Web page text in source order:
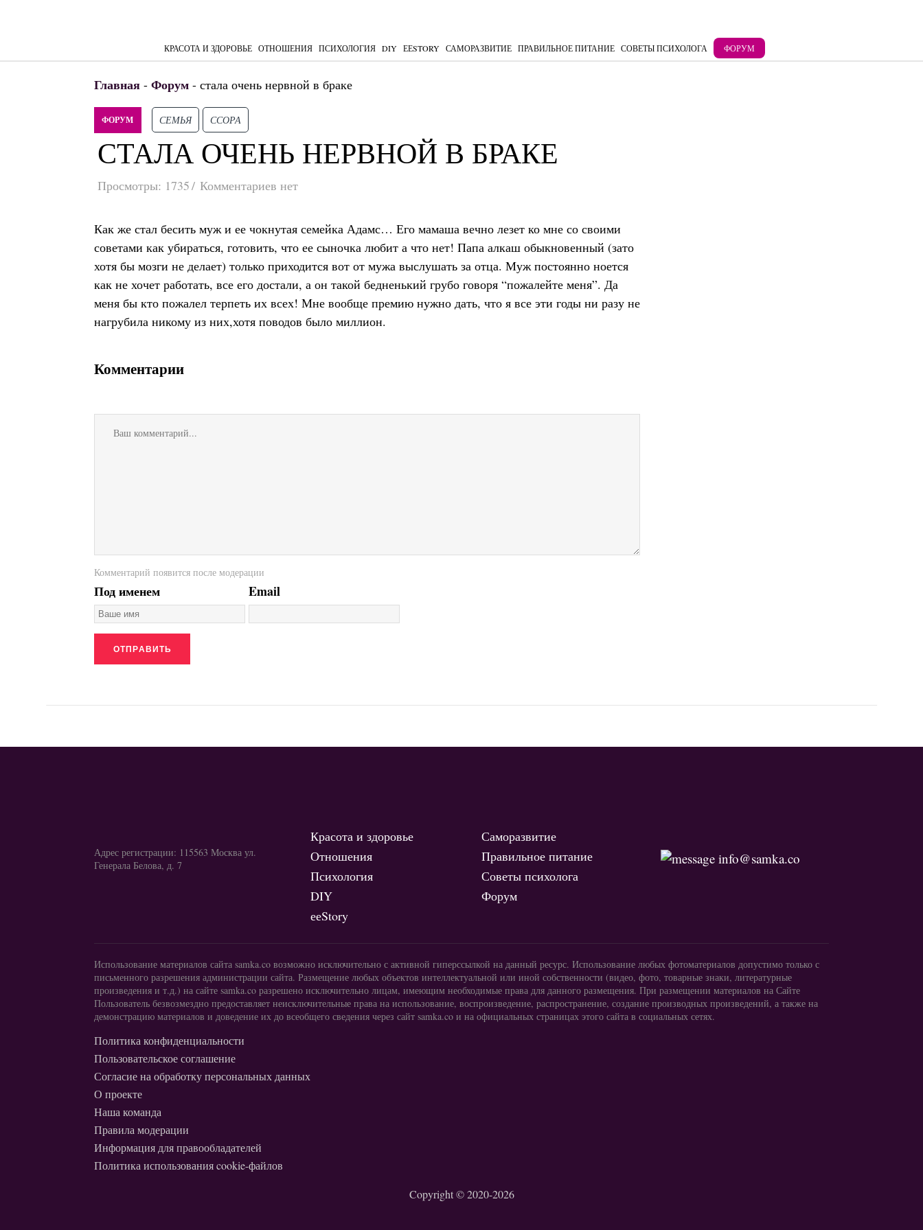
КРАСОТА И ЗДОРОВЬЕ ОТНОШЕНИЯ ПСИХОЛОГИЯ DIY ЕЕSTORY САМОРАЗВИТИЕ ПРАВИЛЬНОЕ ПИТАНИЕ СОВЕТЫ ПСИХОЛОГА ФОРУМ
Главная - Форум - стала очень нервной в браке
ФОРУМ СЕМЬЯ ССОРА
СТАЛА ОЧЕНЬ НЕРВНОЙ В БРАКЕ
Просмотры: 1735 Комментариев нет
Как же стал бесить муж и ее чокнутая семейка Адамс… Его мамаша вечно лезет ко мне со своими
советами как убираться, готовить, что ее сыночка любит а что нет! Папа алкаш обыкновенный (зато
хотя бы мозги не делает) только приходится вот от мужа выслушать за отца. Муж постоянно ноется
как не хочет работать, все его достали, а он такой бедненький грубо говоря “пожалейте меня”. Да
меня бы кто пожалел терпеть их всех! Мне вообще премию нужно дать, что я все эти годы ни разу не
нагрубила никому из них,хотя поводов было миллион.
Комментарии
Комментарий появится после модерации
Под именем Email
Адрес регистрации: 115563 Москва ул.
Генерала Белова, д. 7
Красота и здоровье
Отношения
Психология
DIY
ееStory
Саморазвитие
Правильное питание
Советы психолога
Форум
info@samka.co
Использование материалов сайта samka.co возможно исключительно с активной гиперссылкой на данный ресурс. Использование любых фотоматериалов допустимо только с
письменного разрешения администрации сайта. Размещение любых объектов интеллектуальной или иной собственности (видео, фото, товарные знаки, литературные
произведения и т.д.) на сайте samka.co разрешено исключительно лицам, имеющим необходимые права для данного размещения. При размещении материалов на Сайте
Пользователь безвозмездно предоставляет неисключительные права на использование, воспроизведение, распространение, создание производных произведений, а также на
демонстрацию материалов и доведение их до всеобщего сведения через сайт samka.co и на официальных страницах этого сайта в социальных сетях.
Политика конфиденциальности
Пользовательское соглашение
Согласие на обработку персональных данных
О проекте
Наша команда
Правила модерации
Информация для правообладателей
Политика использования cookie-файлов
Copyright © 2020-2026